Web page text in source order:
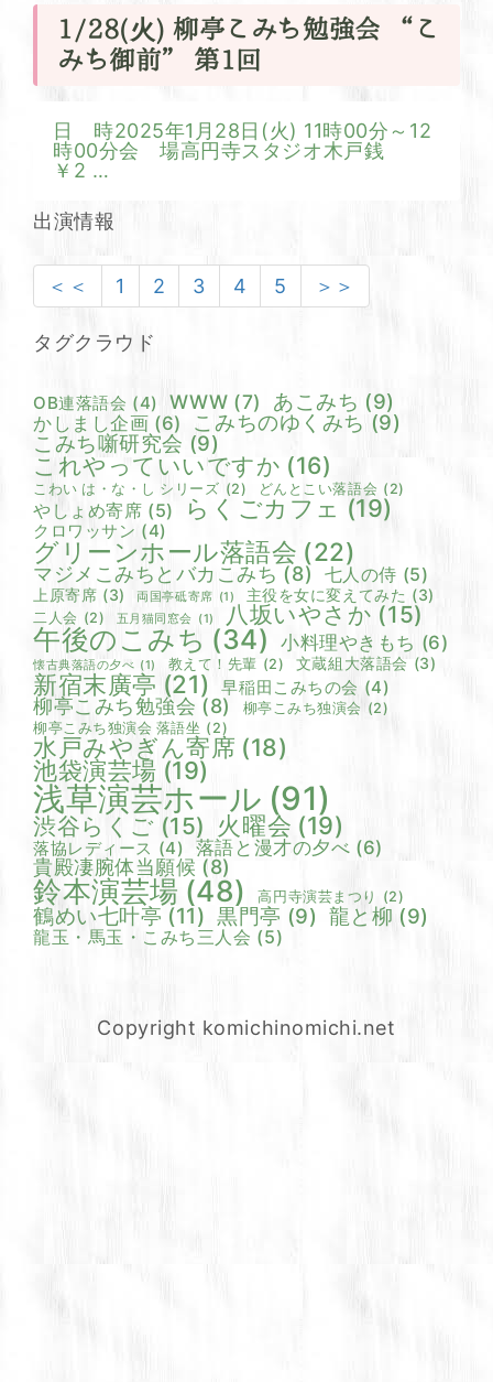
1/28(火) 柳亭こみち勉強会 “こ
みち御前” 第1回
日 時2025年1月28日(火) 11時00分～12
時00分会 場高円寺スタジオ木戸銭
￥2 …
出演情報
＜＜ 1 2 3 4 5 ＞＞
タグクラウド
OB連落語会 (4) WWW (7) あこみち (9)
かしまし企画 (6) こみちのゆくみち (9)
こみち噺研究会 (9)
これやっていいですか (16)
こわい は・な・し シリーズ (2) どんとこい落語会 (2)
やしょめ寄席 (5) らくごカフェ (19)
クロワッサン (4)
グリーンホール落語会 (22)
マジメこみちとバカこみち (8) 七人の侍 (5)
上原寄席 (3) 両国亭砥寄席 (1) 主役を女に変えてみた (3)
二人会 (2) 五月猫同窓会 (1) 八坂いやさか (15)
午後のこみち (34) 小料理やきもち (6)
懐古典落語の夕べ (1) 教えて！先輩 (2) 文蔵組大落語会 (3)
新宿末廣亭 (21) 早稲田こみちの会 (4)
柳亭こみち勉強会 (8) 柳亭こみち独演会 (2)
柳亭こみち独演会 落語坐 (2)
水戸みやぎん寄席 (18)
池袋演芸場 (19)
浅草演芸ホール (91)
渋谷らくご (15) 火曜会 (19)
落協レディース (4) 落語と漫才の夕べ (6)
貴殿凄腕体当願候 (8)
鈴本演芸場 (48) 高円寺演芸まつり (2)
鶴めい七叶亭 (11) 黒門亭 (9) 龍と柳 (9)
龍玉・馬玉・こみち三人会 (5)
Copyright komichinomichi.net